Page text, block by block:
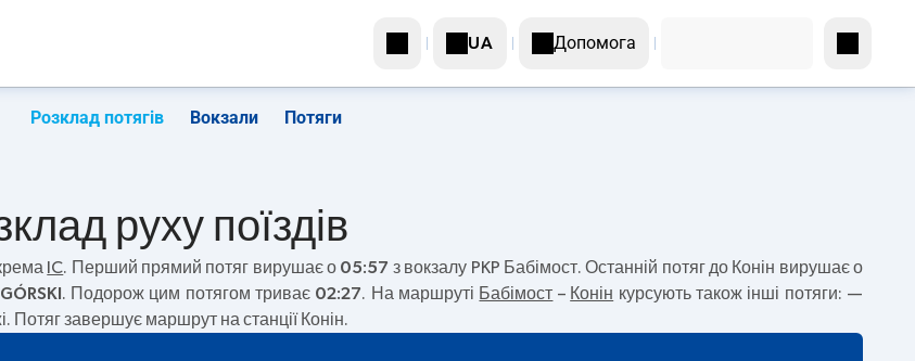
UA Допомога
Розклад потягів Вокзали Потяги
руху поїздів
IC. Перший прямий потяг вирушає о 05:57 з вокзалу PKP Бабімост. Останній потяг до Конін вирушає о
GÓRSKI . Подорож цим потягом триває 02:27. На маршруті Бабімост – Конін курсують також інші потяги: —
Потяг завершує маршрут на станції Конін.